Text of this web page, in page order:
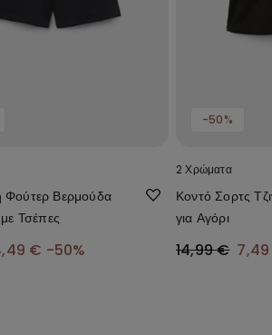
Φούτερ Βερμούδα
Τσέπες
€ -50%
-50%
2 Χρώματα
Κοντό Σορτς
για Αγόρι
14,99 €